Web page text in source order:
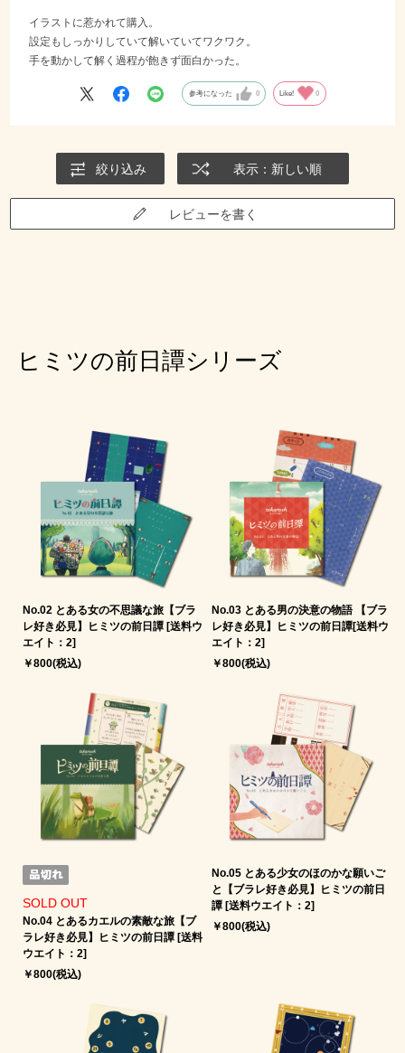
イラストに惹かれて購入。
設定もしっかりしていて解いていてワクワク。
手を動かして解く過程が飽きず面白かった。
参考になった 0 Like! 0
絞り込み 表示：新しい順
レビューを書く
ヒミツの前日譚シリーズ
No.02 とある女の不思議な旅【ブラ
レ好き必見】ヒミツの前日譚 [送料ウ
エイト：2]
￥800(税込)
No.03 とある男の決意の物語 【ブラ
レ好き必見】ヒミツの前日譚[送料ウ
エイト：2]
￥800(税込)
SOLD OUT
No.04 とあるカエルの素敵な旅【ブ
ラレ好き必見】ヒミツの前日譚 [送料
ウエイト：2]
￥800(税込)
No.05 とある少女のほのかな願いご
と【ブラレ好き必見】ヒミツの前日
譚 [送料ウエイト：2]
￥800(税込)